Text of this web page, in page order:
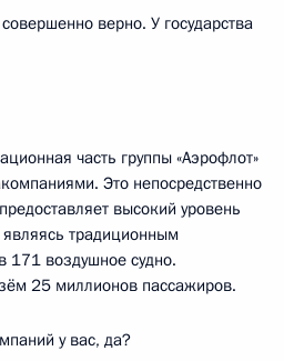
верно. У государства
часть группы «Аэрофлот»
Это непосредственно
высокий уровень
традиционным
171 воздушное судно.
25 миллионов пассажиров.
у вас, да?